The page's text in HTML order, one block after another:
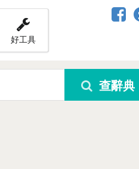
好工具
查辭典